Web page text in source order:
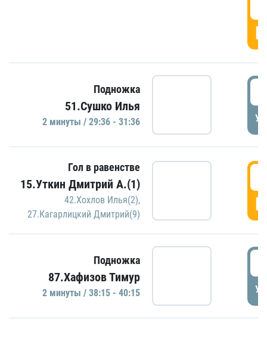
Подножка
51.Сушко Илья
2 минуты / 29:36 - 31:36
Гол в равенстве
15.Уткин Дмитрий А.(1)
42.Хохлов Илья(2),
27.Кагарлицкий Дмитрий(9)
Подножка
87.Хафизов Тимур
2 минуты / 38:15 - 40:15